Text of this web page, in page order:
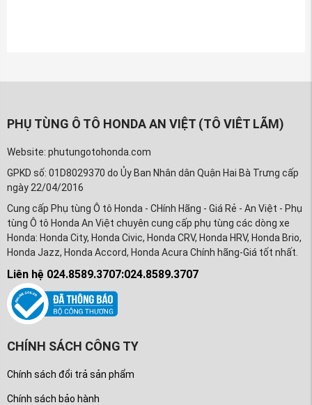
PHỤ TÙNG Ô TÔ HONDA AN VIỆT (TÔ VIÊT LÃM)
Website: phutungotohonda.com
GPKD số: 01D8029370 do Ủy Ban Nhân dân Quận Hai Bà Trưng cấp
ngày 22/04/2016
Cung cấp Phụ tùng Ô tô Honda - CHính Hãng - Giá Rẻ - An Việt - Phụ
tùng Ô tô Honda An Việt chuyên cung cấp phụ tùng các dòng xe
Honda: Honda City, Honda Civic, Honda CRV, Honda HRV, Honda Brio,
Honda Jazz, Honda Accord, Honda Acura Chính hãng-Giá tốt nhất.
Liên hệ 024.8589.3707:024.8589.3707
CHÍNH SÁCH CÔNG TY
Chính sách đổi trả sản phẩm
Chính sách bảo hành